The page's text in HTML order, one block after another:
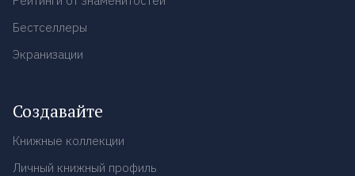
Бестселлеры
Экранизации
Создавайте
Книжные коллекции
Личный книжный профиль